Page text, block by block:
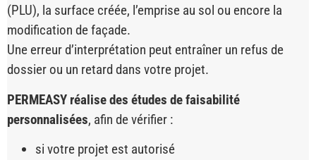
(PLU), la surface créée, l’emprise au sol ou encore la
modification de façade.
Une erreur d’interprétation peut entraîner un refus de
dossier ou un retard dans votre projet.
PERMEASY réalise des études de faisabilité
personnalisées, afin de vérifier :
si votre projet est autorisé